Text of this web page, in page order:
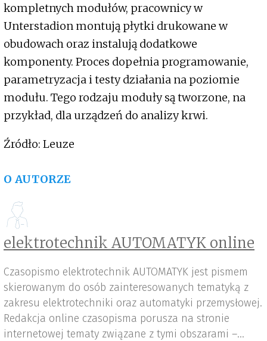
kompletnych modułów, pracownicy w
Unterstadion montują płytki drukowane w
obudowach oraz instalują dodatkowe
komponenty. Proces dopełnia programowanie,
parametryzacja i testy działania na poziomie
modułu. Tego rodzaju moduły są tworzone, na
przykład, dla urządzeń do analizy krwi.
Źródło: Leuze
O AUTORZE
elektrotechnik AUTOMATYK online
Czasopismo elektrotechnik AUTOMATYK jest pismem
skierowanym do osób zainteresowanych tematyką z
zakresu elektrotechniki oraz automatyki przemysłowej.
Redakcja online czasopisma porusza na stronie
internetowej tematy związane z tymi obszarami –